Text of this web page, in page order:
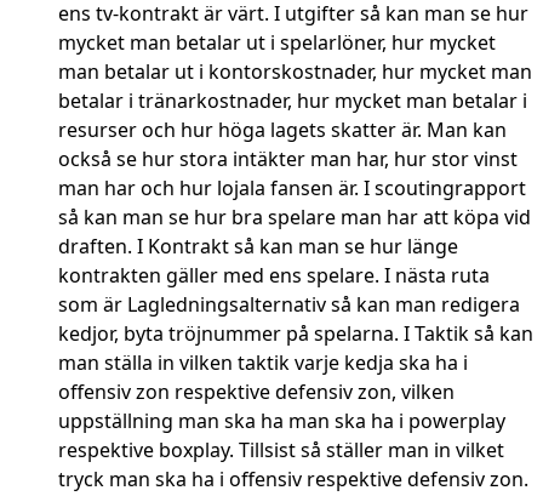
ens tv-kontrakt är värt. I utgifter så kan man se hur
mycket man betalar ut i spelarlöner, hur mycket
man betalar ut i kontorskostnader, hur mycket man
betalar i tränarkostnader, hur mycket man betalar i
resurser och hur höga lagets skatter är. Man kan
också se hur stora intäkter man har, hur stor vinst
man har och hur lojala fansen är. I scoutingrapport
så kan man se hur bra spelare man har att köpa vid
draften. I Kontrakt så kan man se hur länge
kontrakten gäller med ens spelare. I nästa ruta
som är Lagledningsalternativ så kan man redigera
kedjor, byta tröjnummer på spelarna. I Taktik så kan
man ställa in vilken taktik varje kedja ska ha i
offensiv zon respektive defensiv zon, vilken
uppställning man ska ha man ska ha i powerplay
respektive boxplay. Tillsist så ställer man in vilket
tryck man ska ha i offensiv respektive defensiv zon.